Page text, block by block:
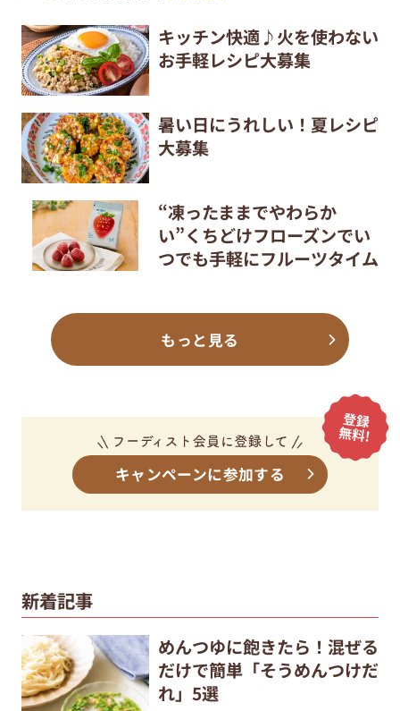
キッチン快適♪火を使わない
お手軽レシピ大募集
暑い日にうれしい！夏レシピ
大募集
“凍ったままでやわらか
い”くちどけフローズンでい
つでも手軽にフルーツタイム
もっと見る
キャンペーンに参加する
新着記事
めんつゆに飽きたら！混ぜる
だけで簡単「そうめんつけだ
れ」5選